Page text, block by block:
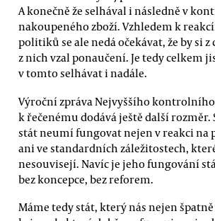
A konečně že selhával i následně v
nakoupeného zboží. Vzhledem k
politiků se ale nedá očekávat, že by si z
z nich vzal ponaučení. Je tedy celkem
v tomto selhávat i nadále.
Výroční zpráva Nejvyššího
k řečenému dodává ještě další rozměr.
stát neumí fungovat nejen v reakci na
ani ve standardních záležitostech,
nesouvisejí. Navíc je jeho fungování
bez koncepce, bez reforem.
Máme tedy stát, který nás nejen